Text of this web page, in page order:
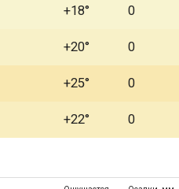
+18° 0
+20° 0
+25° 0
+22° 0